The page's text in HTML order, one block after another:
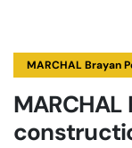
MARCHAL Brayan